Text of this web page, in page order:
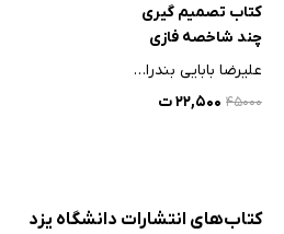
کتاب تصمیم گیری
چند شاخصه فازی
علیرضا بابایی بندراتی
۴۵۰۰۰ ۲۲,۵۰۰ ت
کتاب‌های انتشارات دانشگاه یزد